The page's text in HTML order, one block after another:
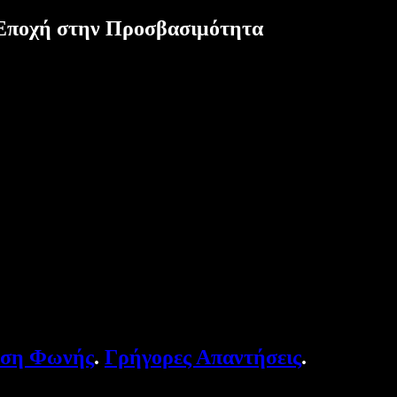
στην Προσβασιμότητα
Φωνής. Γρήγορες Απαντήσεις.